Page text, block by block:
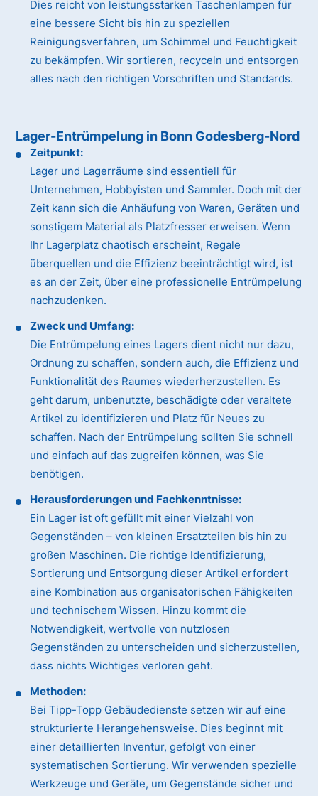
Dies reicht von leistungsstarken Taschenlampen für
eine bessere Sicht bis hin zu speziellen
Reinigungsverfahren, um Schimmel und Feuchtigkeit
zu bekämpfen. Wir sortieren, recyceln und entsorgen
alles nach den richtigen Vorschriften und Standards.
Lager-Entrümpelung in Bonn Godesberg-Nord
Zeitpunkt:
Lager und Lagerräume sind essentiell für
Unternehmen, Hobbyisten und Sammler. Doch mit der
Zeit kann sich die Anhäufung von Waren, Geräten und
sonstigem Material als Platzfresser erweisen. Wenn
Ihr Lagerplatz chaotisch erscheint, Regale
überquellen und die Effizienz beeinträchtigt wird, ist
es an der Zeit, über eine professionelle Entrümpelung
nachzudenken.
Zweck und Umfang:
Die Entrümpelung eines Lagers dient nicht nur dazu,
Ordnung zu schaffen, sondern auch, die Effizienz und
Funktionalität des Raumes wiederherzustellen. Es
geht darum, unbenutzte, beschädigte oder veraltete
Artikel zu identifizieren und Platz für Neues zu
schaffen. Nach der Entrümpelung sollten Sie schnell
und einfach auf das zugreifen können, was Sie
benötigen.
Herausforderungen und Fachkenntnisse:
Ein Lager ist oft gefüllt mit einer Vielzahl von
Gegenständen – von kleinen Ersatzteilen bis hin zu
großen Maschinen. Die richtige Identifizierung,
Sortierung und Entsorgung dieser Artikel erfordert
eine Kombination aus organisatorischen Fähigkeiten
und technischem Wissen. Hinzu kommt die
Notwendigkeit, wertvolle von nutzlosen
Gegenständen zu unterscheiden und sicherzustellen,
dass nichts Wichtiges verloren geht.
Methoden:
Bei Tipp-Topp Gebäudedienste setzen wir auf eine
strukturierte Herangehensweise. Dies beginnt mit
einer detaillierten Inventur, gefolgt von einer
systematischen Sortierung. Wir verwenden spezielle
Werkzeuge und Geräte, um Gegenstände sicher und